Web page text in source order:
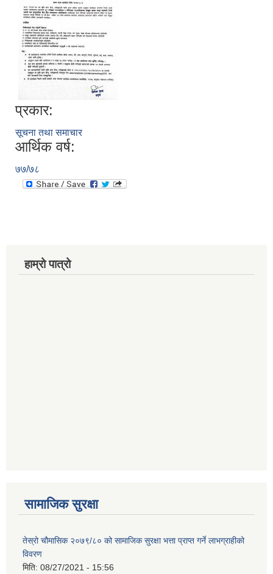
प्रकार:
सूचना तथा समाचार
आर्थिक वर्ष:
७७/७८
हाम्रो पात्रो
सामाजिक सुरक्षा
तेस्रो चौमासिक २०७९/८० को सामाजिक सुरक्षा भत्ता प्राप्त गर्ने लाभग्राहीको
विवरण
मिति: 08/27/2021 - 15:56